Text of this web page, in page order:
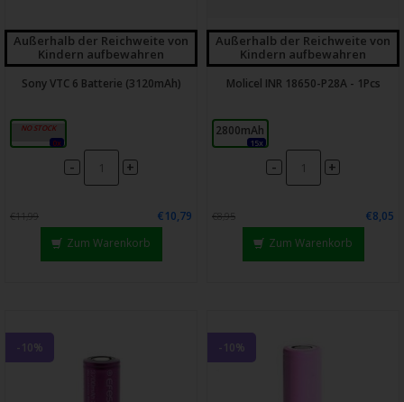
Außerhalb der Reichweite von
Kindern aufbewahren
Sony VTC 6 Batterie (3120mAh)
3120mAh
0x
- +
€11,99
€10,79
Zum Warenkorb
Außerhalb der Reichweite von
Kindern aufbewahren
Molicel INR 18650-P28A - 1Pcs
2800mAh
15x
- +
€8,95
€8,05
Zum Warenkorb
-10% -10%